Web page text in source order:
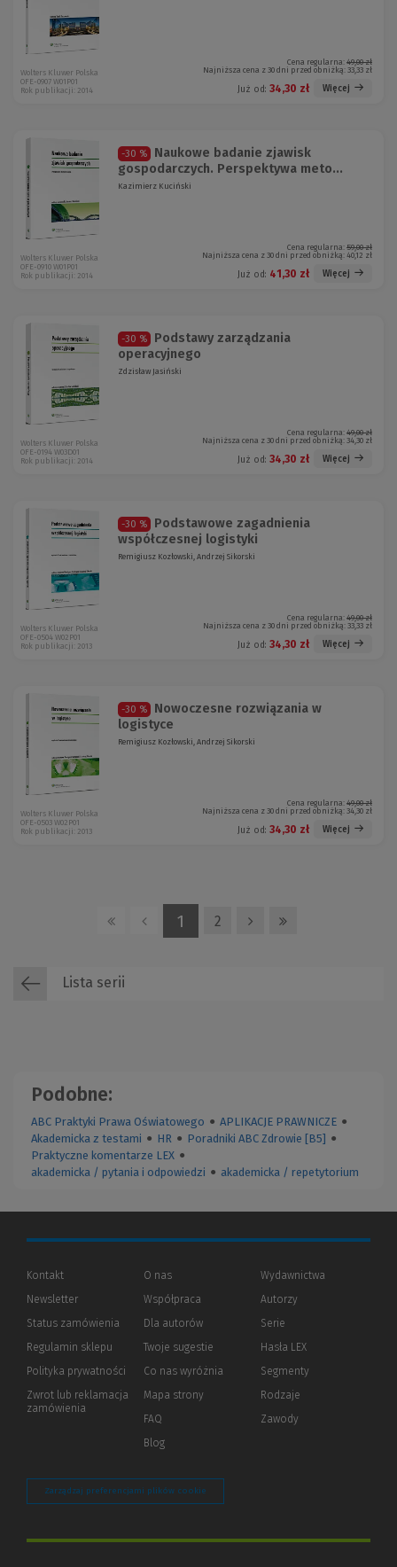
Cena regularna: 49,00 zł
Najniższa cena z 30 dni przed obniżką: 33,33 zł
Już od: 34,30 zł Więcej
Wolters Kluwer Polska
OFE-0907 W01P01
Rok publikacji: 2014
-30 %
Naukowe badanie zjawisk
gospodarczych. Perspektywa meto...
Kazimierz Kuciński
Cena regularna: 59,00 zł
Najniższa cena z 30 dni przed obniżką: 40,12 zł
Już od: 41,30 zł Więcej
Wolters Kluwer Polska
OFE-0910 W01P01
Rok publikacji: 2014
-30 %
Podstawy zarządzania
operacyjnego
Zdzisław Jasiński
Cena regularna: 49,00 zł
Najniższa cena z 30 dni przed obniżką: 34,30 zł
Już od: 34,30 zł Więcej
Wolters Kluwer Polska
OFE-0194 W03D01
Rok publikacji: 2014
-30 %
Podstawowe zagadnienia
współczesnej logistyki
Remigiusz Kozłowski, Andrzej Sikorski
Cena regularna: 49,00 zł
Najniższa cena z 30 dni przed obniżką: 33,33 zł
Już od: 34,30 zł Więcej
Wolters Kluwer Polska
OFE-0504 W02P01
Rok publikacji: 2013
-30 %
Nowoczesne rozwiązania w
logistyce
Remigiusz Kozłowski, Andrzej Sikorski
Cena regularna: 49,00 zł
Najniższa cena z 30 dni przed obniżką: 34,30 zł
Już od: 34,30 zł Więcej
Wolters Kluwer Polska
OFE-0503 W02P01
Rok publikacji: 2013
1 2
Lista serii
Podobne:
ABC Praktyki Prawa Oświatowego ● APLIKACJE PRAWNICZE ●
Akademicka z testami ● HR ● Poradniki ABC Zdrowie [B5] ●
Praktyczne komentarze LEX ●
akademicka / pytania i odpowiedzi ● akademicka / repetytorium
Kontakt
Newsletter
Status zamówienia
Regulamin sklepu
Polityka prywatności (Nowe
(Link
innej
Zwrot lub reklamacja
zamówienia
O nas
Współpraca
Dla autorów(Nowe
(Link
innej
strony)
Twoje sugestie
Co nas wyróżnia
Mapa strony
FAQ
Blog
Wydawnictwa
Autorzy
Serie
Hasła LEX
Segmenty
Rodzaje
Zawody
Zarządzaj preferencjami plików cookie